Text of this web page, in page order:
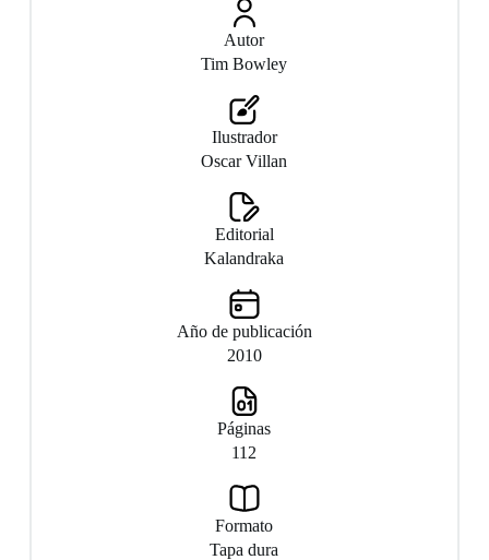
Autor
Tim Bowley
Ilustrador
Oscar Villan
Editorial
Kalandraka
Año de publicación
2010
Páginas
112
Formato
Tapa dura